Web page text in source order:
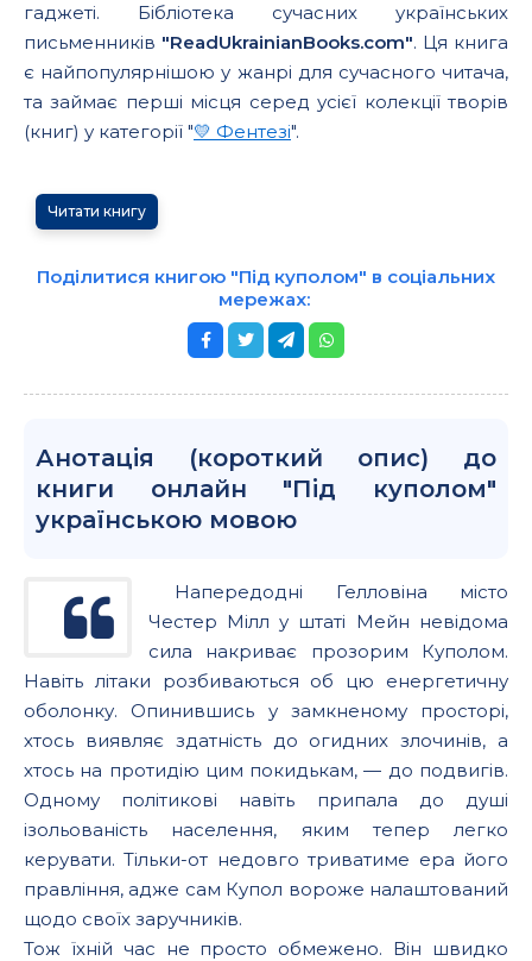
гаджеті. Бібліотека сучасних українських
письменників "ReadUkrainianBooks.com". Ця книга
є найпопулярнішою у жанрі для сучасного читача,
та займає перші місця серед усієї колекції творів
(книг) у категорії "💛 Фентезі".
Читати книгу
Поділитися книгою "Під куполом" в соціальних
мережах:
Анотація (короткий опис) до
книги онлайн "Під куполом"
українською мовою
Напередодні Гелловіна місто
Честер Мілл у штаті Мейн невідома
сила накриває прозорим Куполом.
Навіть літаки розбиваються об цю енергетичну
оболонку. Опинившись у замкненому просторі,
хтось виявляє здатність до огидних злочинів, а
хтось на протидію цим покидькам, — до подвигів.
Одному політикові навіть припала до душі
ізольованість населення, яким тепер легко
керувати. Тільки-от недовго триватиме ера його
правління, адже сам Купол вороже налаштований
щодо своїх заручників.
Тож їхній час не просто обмежено. Він швидко